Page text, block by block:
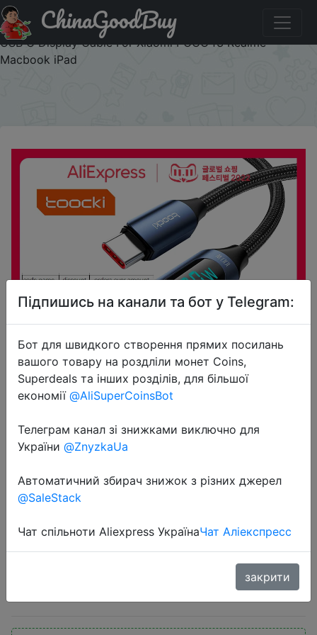
Промокод на знижку TOOCKIALL3 Toocki Type C to
Type C Cable 100W PD Fast Charging Charger USB C to
USB C Display Cable For Xiaomi POCO f3 Realme
Macbook iPad
ChinaGoodBuy
2022-11-10
Toocki Type C to Type C Cable
100W PD Fast Charging Charger
USB C to USB C Display Cable For
iPad
Підпишись на канали та бот у Telegram:
Бот для швидкого створення прямих посилань
вашого товару на роздліли монет Coins,
Superdeals та інших розділів, для більшої
економії @AliSuperCoinsBot
Телеграм канал зі знижками виключно для
України @ZnyzkaUa
Автоматичний збирач знижок з різних джерел
@SaleStack
Чат спільноти Aliexpress УкраїнаЧат Аліекспресс
закрити